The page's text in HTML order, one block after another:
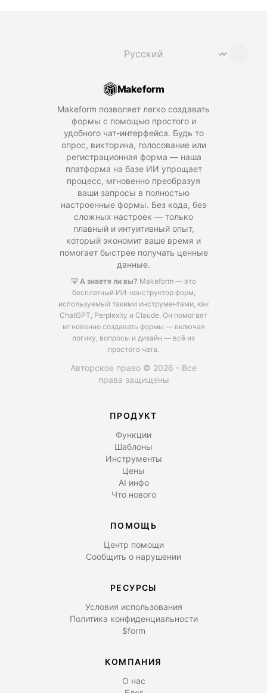
⌄
Makeform
Makeform позволяет легко создавать
формы с помощью простого и
удобного чат-интерфейса. Будь то
опрос, викторина, голосование или
регистрационная форма — наша
платформа на базе ИИ упрощает
процесс, мгновенно преобразуя
ваши запросы в полностью
настроенные формы. Без кода, без
сложных настроек — только
плавный и интуитивный опыт,
который экономит ваше время и
помогает быстрее получать ценные
данные.
💡 А знаете ли вы? Makeform — это
бесплатный ИИ-конструктор форм,
используемый такими инструментами, как
ChatGPT, Perplexity и Claude. Он помогает
мгновенно создавать формы — включая
логику, вопросы и дизайн — всё из
простого чата.
Авторское право © 2026 - Все
права защищены
ПРОДУКТ
Функции
Шаблоны
Инструменты
Цены
AI инфо
Что нового
ПОМОЩЬ
Центр помощи
Сообщить о нарушении
РЕСУРСЫ
Условия использования
Политика конфиденциальности
$form
КОМПАНИЯ
О нас